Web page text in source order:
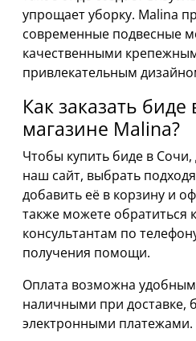
упрощает уборку. Malina
современные подвесные
качественными
привлекательным
Как заказать биде
магазине Malina?
Чтобы купить биде в Сочи,
наш сайт, выбрать
добавить её в корзину и
также можете обратиться
консультантам по
получения помощи.
Оплата возможна
наличными при доставке,
электронными платежами.